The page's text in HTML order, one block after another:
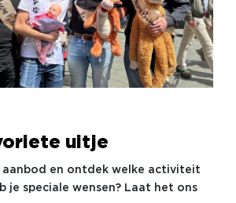
uitje
aanbod en ontdek welke activiteit
je speciale wensen? Laat het ons